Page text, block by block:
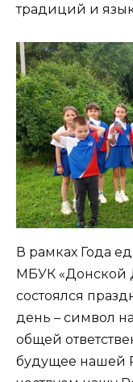
традиций и
В рамках Года
МБУК «Донской
состоялся
день – символ
общей
будущее нашей